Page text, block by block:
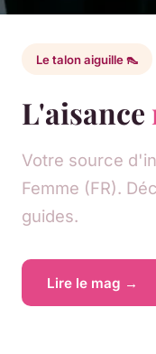
Le talon aiguille 👠
L'aisance
Votre source
Femme (FR).
guides.
Lire le mag →